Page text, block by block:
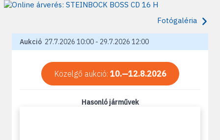
Fotógaléria
Aukció 27.7.2026 10:00 - 29.7.2026 12:00
Közelgő aukció: 10.—12.8.2026
Hasonló járművek